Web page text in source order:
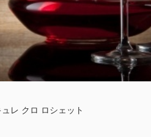
ュレ クロ ロシェット